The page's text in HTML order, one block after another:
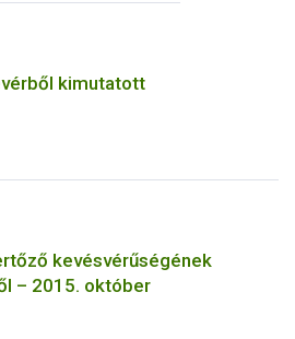
kimutatott
kevésvérűségének
– 2015. október